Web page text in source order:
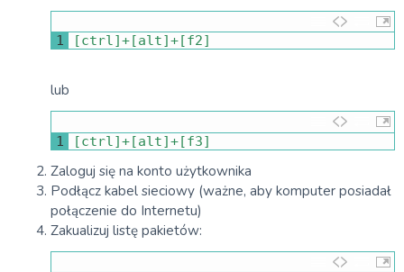
1 [ctrl]+[alt]+[f2]
lub
1 [ctrl]+[alt]+[f3]
Zaloguj się na konto użytkownika
Podłącz kabel sieciowy (ważne, aby komputer posiadał
połączenie do Internetu)
Zakualizuj listę pakietów: